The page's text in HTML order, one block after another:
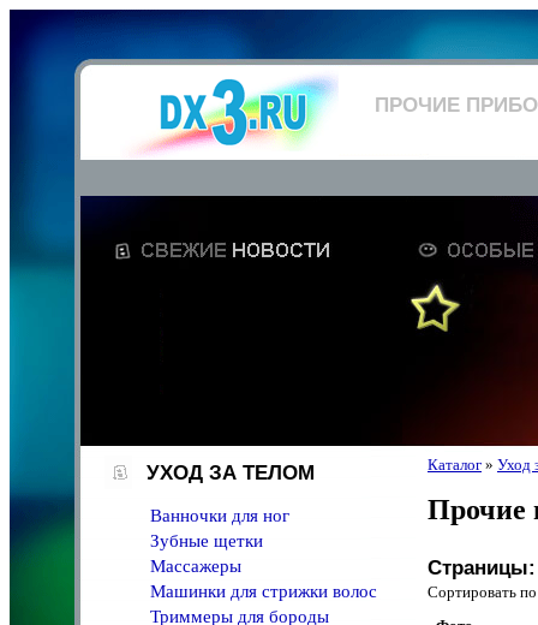
ПРОЧИЕ
УХОД ЗА ТЕЛОМ
Ванночки для ног
Зубные щетки
Массажеры
Машинки для стрижки волос
Триммеры для бороды
Каталог » Уход
Прочие
Страницы:
Сортировать